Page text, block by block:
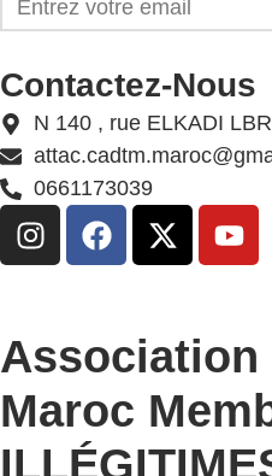
Contactez-Nous
N 140 , rue ELKADI
0661173039
Association
Maroc